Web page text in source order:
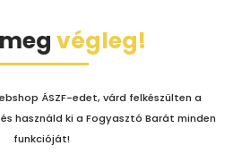
végleg!
ÁSZF-edet, várd felkészülten a
használd ki a Fogyasztó Barát minden
funkcióját!